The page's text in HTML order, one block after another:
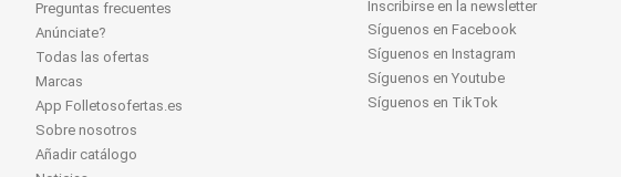
Preguntas frecuentes
Anúnciate?
Todas las ofertas
Marcas
App Folletosofertas.es
Sobre nosotros
Añadir catálogo
Inscribirse en la newsletter
Síguenos en Facebook
Síguenos en Instagram
Síguenos en Youtube
Síguenos en TikTok